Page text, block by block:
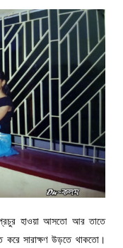
প্রচুর হাওয়া আসতো আর তাতে
করে সারাক্ষণ উড়তে থাকতো।